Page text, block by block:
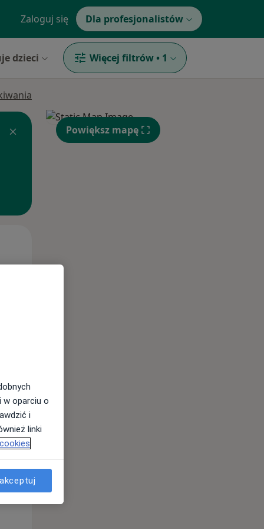
Zaloguj się Dla profesjonalistów
dzieci Więcej filtrów • 1
Śr,
12 Sie
Powiększ mapę
w oparciu o
i
linki